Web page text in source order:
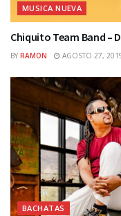
MUSICA NUEVA
Chiquito Team Band –
BY RAMON AGOSTO 27,
BACHATAS